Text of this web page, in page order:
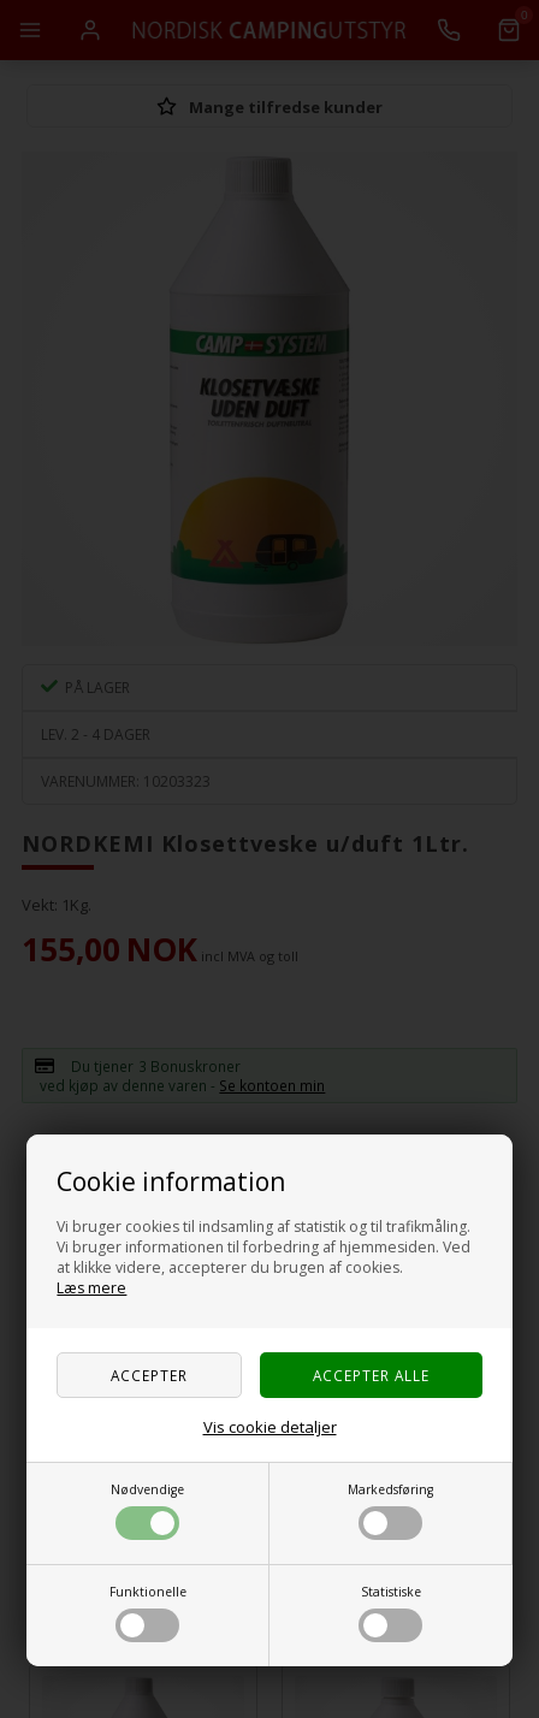
Cookie information
Vi bruger cookies til indsamling af statistik og til trafikmåling.
Vi bruger informationen til forbedring af hjemmesiden. Ved
at klikke videre, accepterer du brugen af cookies.
Læs mere
Nødvendige Markedsføring
Funktionelle Statistiske
Vis cookie detaljer
0
Mange tilfredse kunder
PÅ LAGER
LEV. 2 - 4 DAGER
VARENUMMER: 10203323
NORDKEMI Klosettveske u/duft 1Ltr.
Vekt: 1Kg.
155,00 NOK incl MVA og toll
Du tjener 3 Bonuskroner
ved kjøp av denne varen - Se kontoen min
Beskrivelse Specifikationer Anmeldelser
Holder vanntank og slanger fri for bakterier og alger. Brukes til
avrensning i vanntømte vanntanker. Etterlater ingen avsmak.
Et veldig godtt produkt, spesielt for campister som lider av allergi.
RELATERTE VARER